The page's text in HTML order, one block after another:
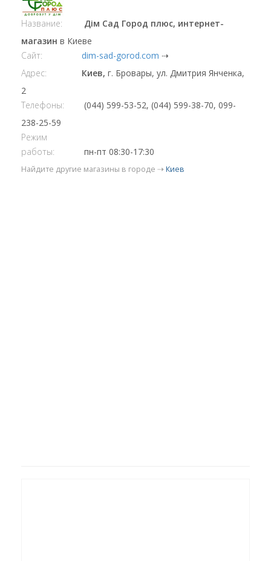
Название:
Дім Сад Город плюс, интернет-
магазин в Киеве
Сайт:
dim-sad-gorod.com ⇢
Адрес:
Киев, г. Бровары, ул. Дмитрия Янченка,
2
Телефоны:
(044) 599-53-52, (044) 599-38-70, 099-
238-25-59
Режим
работы:
пн-пт 08:30-17:30
Найдите другие магазины в городе ⇢ Киев